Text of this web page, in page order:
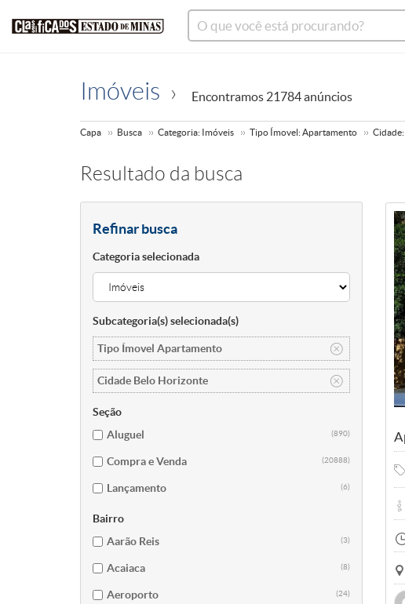
Imóveis Encontramos 21784 anúncios
Capa Busca Categoria: Imóveis Tipo Ímovel: Apartamento
Resultado da busca
Refinar busca
Categoria selecionada
Subcategoria(s) selecionada(s)
Tipo Ímovel Apartamento
Cidade Belo Horizonte
Seção
Aluguel
(890)
Compra e Venda (20888)
Lançamento (6)
Bairro
Aarão Reis
(3)
Acaiaca (8)
Aeroporto (24)